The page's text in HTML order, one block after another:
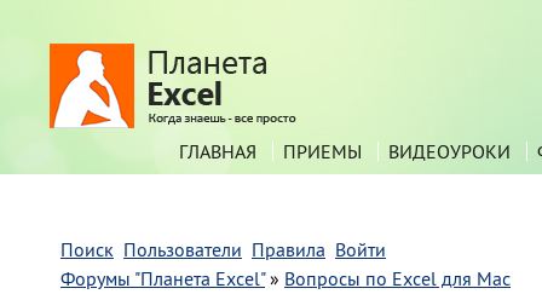
ГЛАВНАЯ ПРИЕМЫ ВИДЕОУРОКИ
Поиск Пользователи Правила Войти
Форумы "Планета Excel" » Вопросы по Excel для Mac